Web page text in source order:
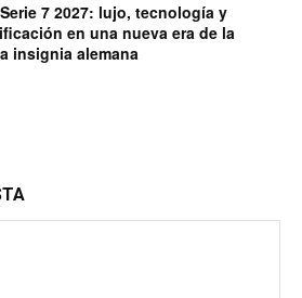
7 2027: lujo, tecnología y
en una nueva era de la
insignia alemana